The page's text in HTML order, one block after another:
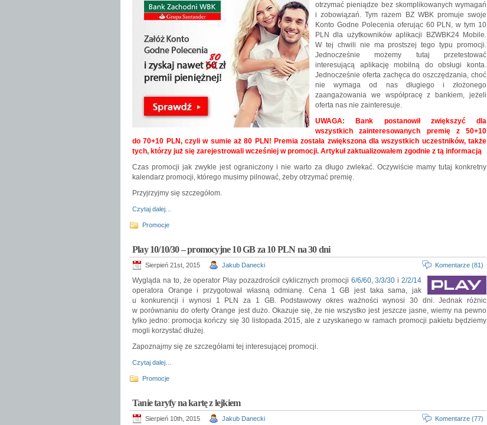
otrzymać pieniądze bez skomplikowanych wymagań
i zobowiązań. Tym razem BZ WBK promuje swoje
Konto Godne Polecenia oferując 60 PLN, w tym 10
PLN dla użytkowników aplikacji BZWBK24 Mobile.
W tej chwili nie ma prostszej tego typu promocji.
Jednocześnie możemy tutaj przetestować
interesującą aplikację mobilną do obsługi konta.
Jednocześnie oferta zachęca do oszczędzania, choć
nie wymaga od nas długiego i złożonego
zaangażowania we współpracę z bankiem, jeżeli
oferta nas nie zainteresuje.
UWAGA: Bank postanowił zwiększyć dla
wszystkich zainteresowanych premię z 50+10
do 70+10 PLN, czyli w sumie aż 80 PLN! Premia została zwiększona dla wszystkich uczestników, także
tych, którzy już się zarejestrowali wcześniej w promocji. Artykuł zaktualizowałem zgodnie z tą informacją
Czas promocji jak zwykle jest ograniczony i nie warto za długo zwlekać. Oczywiście mamy tutaj konkretny
kalendarz promocji, którego musimy pilnować, żeby otrzymać premię.
Przyjrzyjmy się szczegółom.
Czytaj dalej…
Promocje
Play 10/10/30 – promocyjne 10 GB za 10 PLN na 30 dni
Sierpień 21st, 2015 Jakub Danecki Komentarze (81)
Wygląda na to, że operator Play pozazdrościł cyklicznych promocji 6/6/60,3/3/30 i2/2/14
operatora Orange i przygotował własną odmianę. Cena 1 GB jest taka sama, jak
u konkurencji i wynosi 1 PLN za 1 GB. Podstawowy okres ważności wynosi 30 dni. Jednak różnic
w porównaniu do oferty Orange jest dużo. Okazuje się, że nie wszystko jest jeszcze jasne, wiemy na pewno
tylko jedno: promocja kończy się 30 listopada 2015, ale z uzyskanego w ramach promocji pakietu będziemy
mogli korzystać dłużej.
Zapoznajmy się ze szczegółami tej interesującej promocji.
Czytaj dalej…
Promocje
Tanie taryfy na kartę z lejkiem
Sierpień 10th, 2015 Jakub Danecki Komentarze (77)